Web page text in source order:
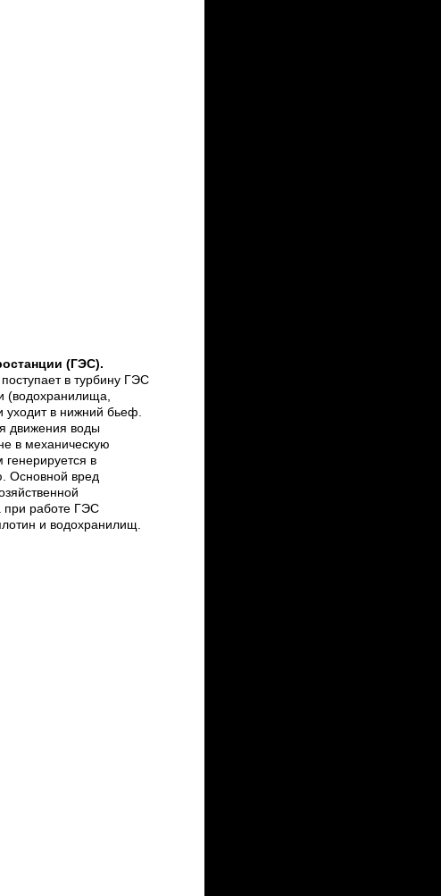
(ГЭС).
в турбину ГЭС
(водохранилища,
уходит в нижний бьеф.
движения воды
в механическую
генерируется в
Основной вред
при работе ГЭС
и водохранилищ.